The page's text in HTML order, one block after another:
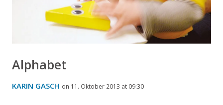
Alphabet
KARIN GASCH on 11. Oktober 2013 at 09:30